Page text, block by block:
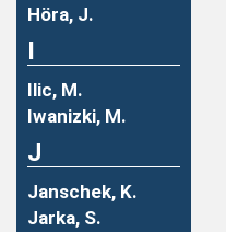
Höra, J.
I
Ilic, M.
Iwanizki, M.
J
Janschek, K.
Jarka, S.